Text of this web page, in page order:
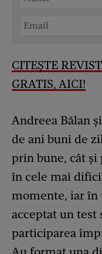
CITEȘTE
GRATIS, AICI!
Andreea Bălan
de ani buni de
prin bune, cât
în cele mai
momente, iar în
acceptat un
participarea